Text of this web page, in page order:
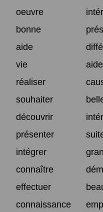
oeuvre
bonne
aide
vie
réaliser
souhaiter
découvrir
présenter
intégrer
connaître
effectuer
connaissance